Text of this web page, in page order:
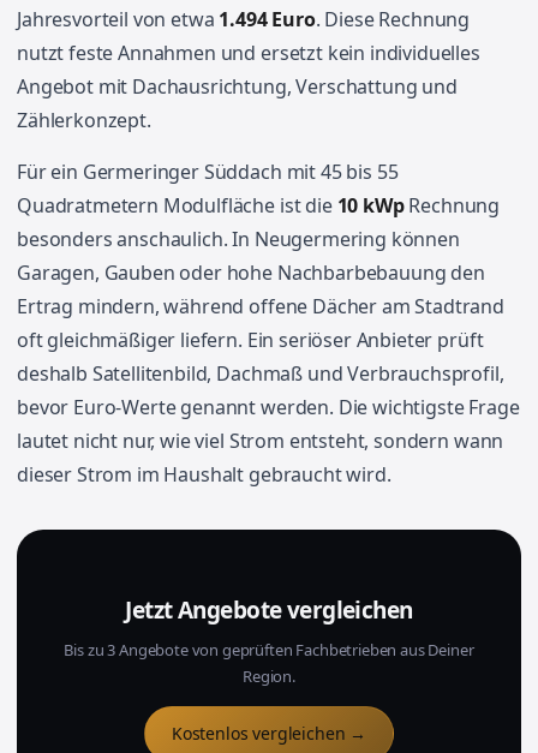
Jahresvorteil von etwa 1.494 Euro. Diese Rechnung
nutzt feste Annahmen und ersetzt kein individuelles
Angebot mit Dachausrichtung, Verschattung und
Zählerkonzept.
Für ein Germeringer Süddach mit 45 bis 55
Quadratmetern Modulfläche ist die 10 kWpRechnung
besonders anschaulich. In Neugermering können
Garagen, Gauben oder hohe Nachbarbebauung den
Ertrag mindern, während offene Dächer am Stadtrand
oft gleichmäßiger liefern. Ein seriöser Anbieter prüft
deshalb Satellitenbild, Dachmaß und Verbrauchsprofil,
bevor Euro-Werte genannt werden. Die wichtigste Frage
lautet nicht nur, wie viel Strom entsteht, sondern wann
dieser Strom im Haushalt gebraucht wird.
Jetzt Angebote vergleichen
Bis zu 3 Angebote von geprüften Fachbetrieben aus Deiner
Region.
Kostenlos vergleichen →